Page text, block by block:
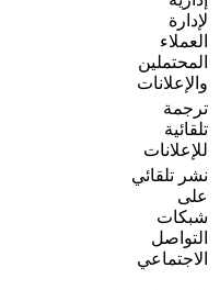
لإدارة
العملاء
المحتملين
والإعلانات
ترجمة
تلقائية
للإعلانات
نشر تلقائي
على
شبكات
التواصل
الاجتماعي